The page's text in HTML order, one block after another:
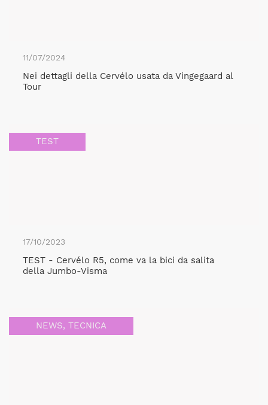
11/07/2024
Nei dettagli della Cervélo usata da Vingegaard al
Tour
TEST
17/10/2023
TEST - Cervélo R5, come va la bici da salita
della Jumbo-Visma
NEWS, TECNICA